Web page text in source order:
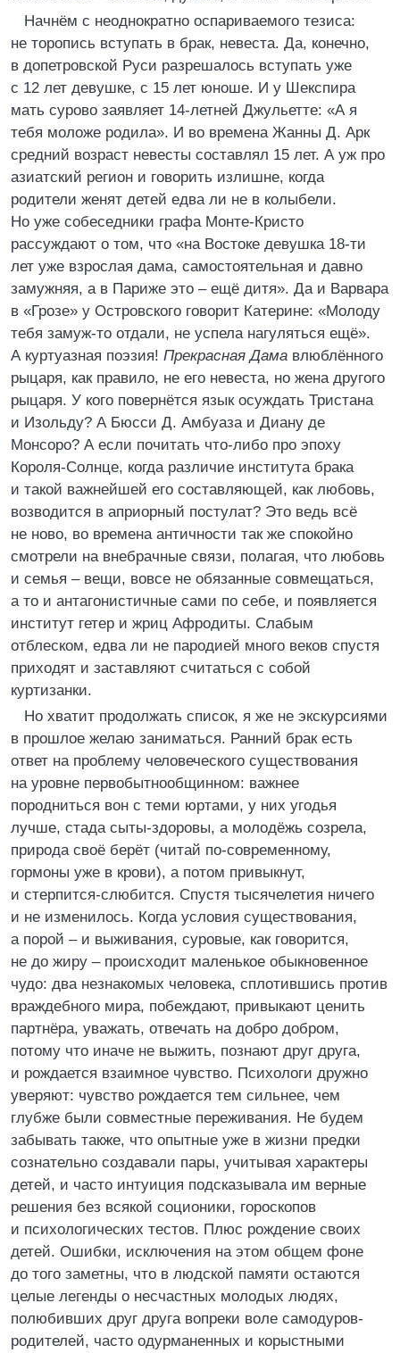
Начнём с неоднократно оспариваемого тезиса:
не торопись вступать в брак, невеста. Да, конечно,
в допетровской Руси разрешалось вступать уже
с 12 лет девушке, с 15 лет юноше. И у Шекспира
мать сурово заявляет 14-летней Джульетте: «А я
тебя моложе родила». И во времена Жанны Д. Арк
средний возраст невесты составлял 15 лет. А уж про
азиатский регион и говорить излишне, когда
родители женят детей едва ли не в колыбели.
Но уже собеседники графа Монте-Кристо
рассуждают о том, что «на Востоке девушка 18-ти
лет уже взрослая дама, самостоятельная и давно
замужняя, а в Париже это – ещё дитя». Да и Варвара
в «Грозе» у Островского говорит Катерине: «Молоду
тебя замуж-то отдали, не успела нагуляться ещё».
А куртуазная поэзия! Прекрасная Дама влюблённого
рыцаря, как правило, не его невеста, но жена другого
рыцаря. У кого повернётся язык осуждать Тристана
и Изольду? А Бюсси Д. Амбуаза и Диану де
Монсоро? А если почитать что-либо про эпоху
Короля-Солнце, когда различие института брака
и такой важнейшей его составляющей, как любовь,
возводится в априорный постулат? Это ведь всё
не ново, во времена античности так же спокойно
смотрели на внебрачные связи, полагая, что любовь
и семья – вещи, вовсе не обязанные совмещаться,
а то и антагонистичные сами по себе, и появляется
институт гетер и жриц Афродиты. Слабым
отблеском, едва ли не пародией много веков спустя
приходят и заставляют считаться с собой
куртизанки.
Но хватит продолжать список, я же не экскурсиями
в прошлое желаю заниматься. Ранний брак есть
ответ на проблему человеческого существования
на уровне первобытнообщинном: важнее
породниться вон с теми юртами, у них угодья
лучше, стада сыты-здоровы, а молодёжь созрела,
природа своё берёт (читай по-современному,
гормоны уже в крови), а потом привыкнут,
и стерпится-слюбится. Cпустя тысячелетия ничего
и не изменилось. Когда условия существования,
а порой – и выживания, суровые, как говорится,
не до жиру – происходит маленькое обыкновенное
чудо: два незнакомых человека, сплотившись против
враждебного мира, побеждают, привыкают ценить
партнёра, уважать, отвечать на добро добром,
потому что иначе не выжить, познают друг друга,
и рождается взаимное чувство. Психологи дружно
уверяют: чувство рождается тем сильнее, чем
глубже были совместные переживания. Не будем
забывать также, что опытные уже в жизни предки
сознательно создавали пары, учитывая характеры
детей, и часто интуиция подсказывала им верные
решения без всякой соционики, гороскопов
и психологических тестов. Плюс рождение своих
детей. Ошибки, исключения на этом общем фоне
до того заметны, что в людской памяти остаются
целые легенды о несчастных молодых людях,
полюбивших друг друга вопреки воле самодуров-
родителей, часто одурманенных и корыстными